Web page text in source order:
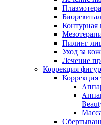
Контурная
Пилинг
Уход за
Лечение
Коррекция
Коррекция